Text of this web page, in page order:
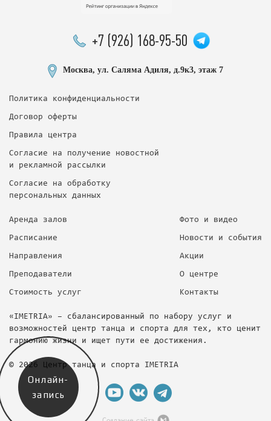
+7 (926) 168-95-50
Москва, ул. Саляма Адиля, д.9к3, этаж 7
«IMETRIA» – сбалансированный по набору услуг и
возможностей центр танца и спорта для тех, кто ценит
гармонию жизни и ищет пути ее достижения.
© 2026 Центр танца и спорта IMETRIA
Политика конфиденциальности
Договор оферты
Правила центра
Согласие на получение новостной
и рекламной рассылки
Согласие на обработку
персональных данных
Аренда залов
Расписание
Направления
Преподаватели
Стоимость услуг
Фото и видео
Новости и события
Акции
О центре
Контакты
Онлайн-
запись